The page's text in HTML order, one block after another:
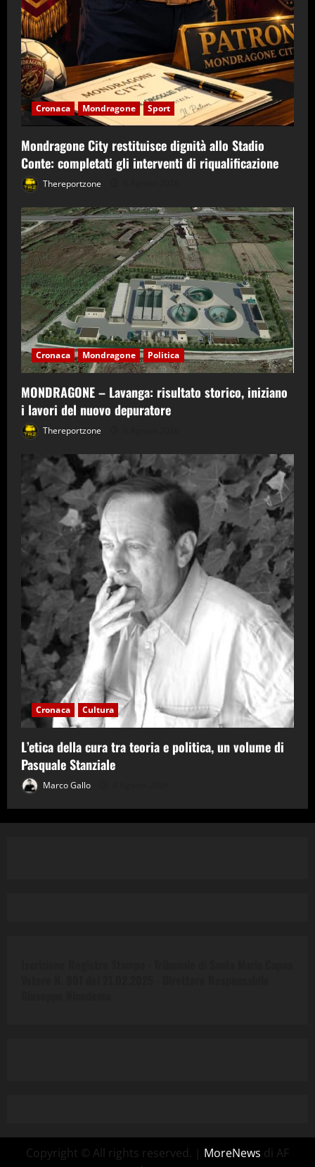
Cronaca Mondragone Sport
Mondragone City restituisce dignità allo Stadio
Conte: completati gli interventi di riqualificazione
Thereportzone
Cronaca Mondragone Politica
MONDRAGONE – Lavanga: risultato storico, iniziano
i lavori del nuovo depuratore
Thereportzone
Cronaca Cultura
L’etica della cura tra teoria e politica, un volume di
Pasquale Stanziale
Marco Gallo
Copyright © All rights reserved. | MoreNews di AF